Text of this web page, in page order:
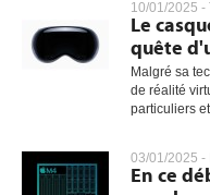
10/01/2025 -
Le
quête
Malgré sa
de réalité
particuliers et
03/01/2025 -
En ce